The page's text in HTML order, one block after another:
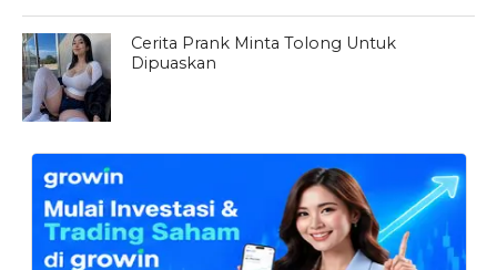
Cerita Prank Minta Tolong Untuk
Dipuaskan